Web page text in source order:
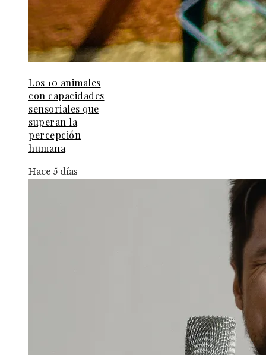
Los 10 animales
con capacidades
sensoriales que
superan la
percepción
humana
Hace 5 días